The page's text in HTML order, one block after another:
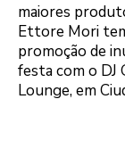
maiores
Ettore Mori
promoção de
festa com o DJ
Lounge, em